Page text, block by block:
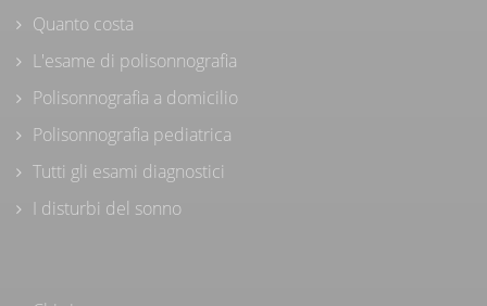
Quanto costa
L'esame di polisonnografia
Polisonnografia a domicilio
Polisonnografia pediatrica
Tutti gli esami diagnostici
I disturbi del sonno